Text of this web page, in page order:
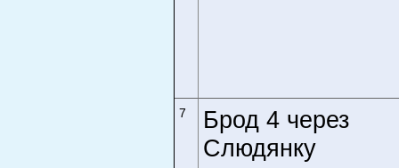
7
Брод 4 через
Слюдянку